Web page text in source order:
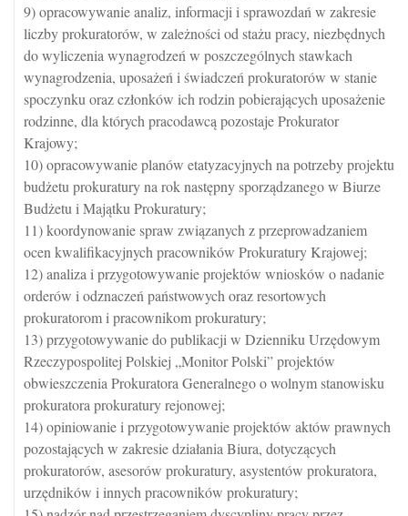
9) opracowywanie analiz, informacji i sprawozdań w zakresie
liczby prokuratorów, w zależności od stażu pracy, niezbędnych
do wyliczenia wynagrodzeń w poszczególnych stawkach
wynagrodzenia, uposażeń i świadczeń prokuratorów w stanie
spoczynku oraz członków ich rodzin pobierających uposażenie
rodzinne, dla których pracodawcą pozostaje Prokurator
Krajowy;
10) opracowywanie planów etatyzacyjnych na potrzeby projektu
budżetu prokuratury na rok następny sporządzanego w Biurze
Budżetu i Majątku Prokuratury;
11) koordynowanie spraw związanych z przeprowadzaniem
ocen kwalifikacyjnych pracowników Prokuratury Krajowej;
12) analiza i przygotowywanie projektów wniosków o nadanie
orderów i odznaczeń państwowych oraz resortowych
prokuratorom i pracownikom prokuratury;
13) przygotowywanie do publikacji w Dzienniku Urzędowym
Rzeczypospolitej Polskiej „Monitor Polski” projektów
obwieszczenia Prokuratora Generalnego o wolnym stanowisku
prokuratora prokuratury rejonowej;
14) opiniowanie i przygotowywanie projektów aktów prawnych
pozostających w zakresie działania Biura, dotyczących
prokuratorów, asesorów prokuratury, asystentów prokuratora,
urzędników i innych pracowników prokuratury;